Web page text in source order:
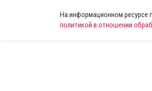
На информационном ресурсе
политикой в отношении